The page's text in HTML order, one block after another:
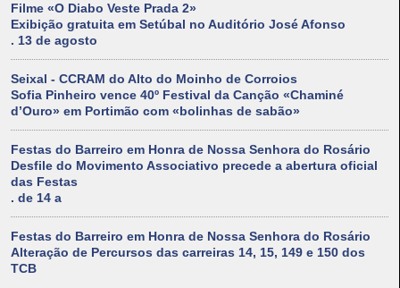
Filme «O Diabo Veste Prada 2»
Exibição gratuita em Setúbal no Auditório José Afonso
. 13 de agosto
Seixal - CCRAM do Alto do Moinho de Corroios
Sofia Pinheiro vence 40º Festival da Canção «Chaminé
d’Ouro» em Portimão com «bolinhas de sabão»
Festas do Barreiro em Honra de Nossa Senhora do Rosário
Desfile do Movimento Associativo precede a abertura oficial
das Festas
. de 14 a
Festas do Barreiro em Honra de Nossa Senhora do Rosário
Alteração de Percursos das carreiras 14, 15, 149 e 150 dos
TCB